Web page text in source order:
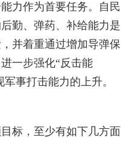
力作为首要任务。自民
勤、弹药、补给能力是
并着重通过增加导弹保
一步强化“反击能
事打击能力的上升。
标，至少有如下几方面